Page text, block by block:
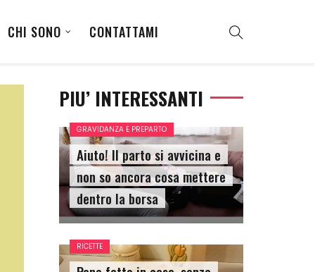
CHI SONO CONTATTAMI
PIU’ INTERESSANTI
GRAVIDANZA E PREPARTO
Aiuto! Il parto si avvicina e
non so ancora cosa mettere
dentro la borsa
RICETTE